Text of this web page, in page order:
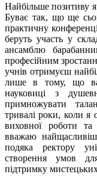
Найбільше позитиву
Буває так, що ще
практичну
беруть участь у
ансамблю
професійним
учнів отримуєш
лише в тому, що
науковиці з
примножувати
тривалі роки, коли я
виховної роботи та
вважаю
подяка ректору
створення умов
підтримку